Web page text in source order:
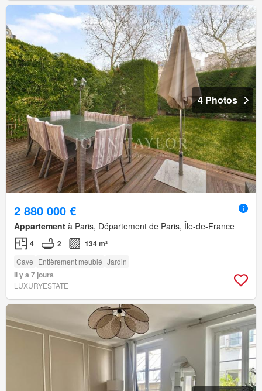
4 Photos
2 880 000 €
Appartement à Paris, Département de Paris, Île-de-France
4 2 134 m²
Cave Entièrement meublé Jardin
Il y a 7 jours
LUXURYESTATE